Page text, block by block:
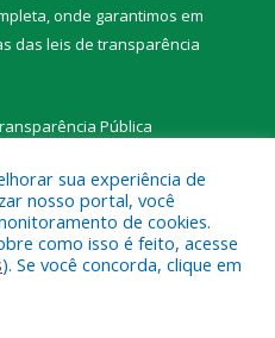
onde garantimos em
das leis de transparência
Pública
a Prefeitura Municipal de
sua experiência de
nosso portal, você
de cookies.
como isso é feito, acesse
). Se você concorda, clique em